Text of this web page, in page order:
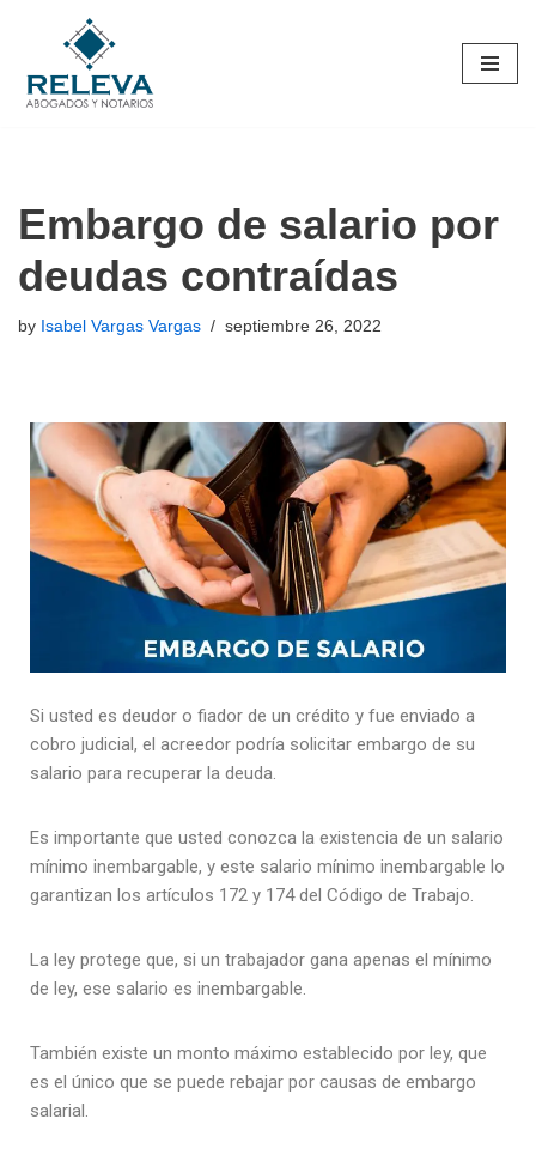
to
Embargo de salario por
deudas contraídas
by Isabel Vargas Vargas septiembre 26, 2022
Si usted es deudor o fiador de un crédito y fue enviado a
cobro judicial, el acreedor podría solicitar embargo de su
salario para recuperar la deuda.
Es importante que usted conozca la existencia de un salario
mínimo inembargable, y este salario mínimo inembargable lo
garantizan los artículos 172 y 174 del Código de Trabajo.
La ley protege que, si un trabajador gana apenas el mínimo
de ley, ese salario es inembargable.
También existe un monto máximo establecido por ley, que
es el único que se puede rebajar por causas de embargo
salarial.